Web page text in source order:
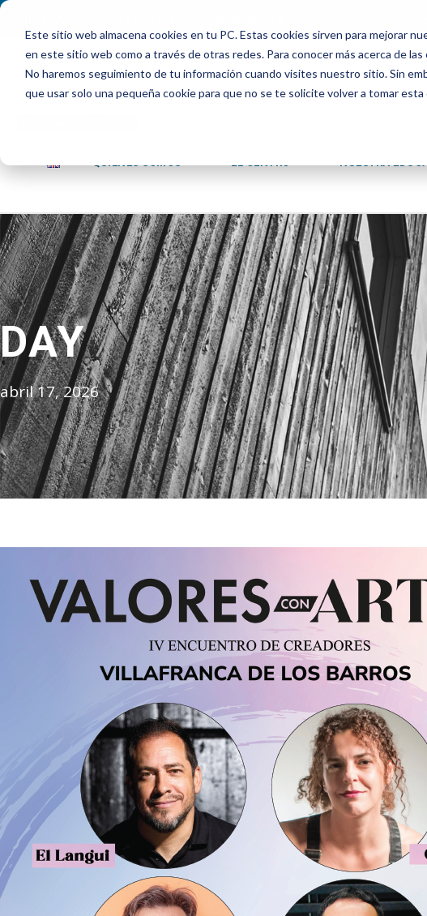
Este sitio web almacena cookies en tu PC. Estas cookies sirven para mejorar
en este sitio web como a través de otras redes. Para conocer más acerca de
No haremos seguimiento de tu información cuando visites nuestro sitio. Sin
que usar solo una pequeña cookie para que no se te solicite volver a tomar
DAY
abril 17, 2026